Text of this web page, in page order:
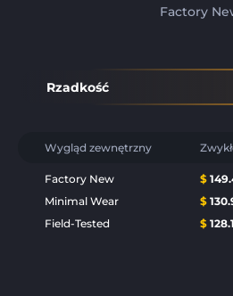
Factory
Rzadkość
Wygląd zewnętrzny
Factory New $
Minimal Wear
$
Field-Tested
$